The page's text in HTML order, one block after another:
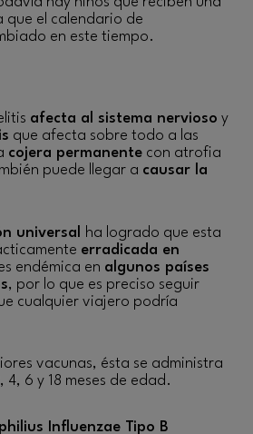
que el calendario de
en este tiempo.
afecta al sistema nervioso y
que afecta sobre todo a las
cojera permanente con atrofia
puede llegar a causar la
universal
ha logrado que esta
erradicada en
endémica en algunos países
, por lo que es preciso seguir
cualquier viajero podría
vacunas, ésta se administra
4, 6 y 18 meses de edad.
Influenzae Tipo B